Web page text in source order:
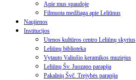
Apie mus spaudoje
Filmuota medžiaga apie Leliūnus
Naujienos
Institucijos
Utenos kultūros centro Leliūnų skyrius
Leliūnų biblioteka
Vytauto Valiušio keramikos muziejus
Leliūnų Šv. Juozapo parapija
Pakalnių Švč. Trejybės parapija